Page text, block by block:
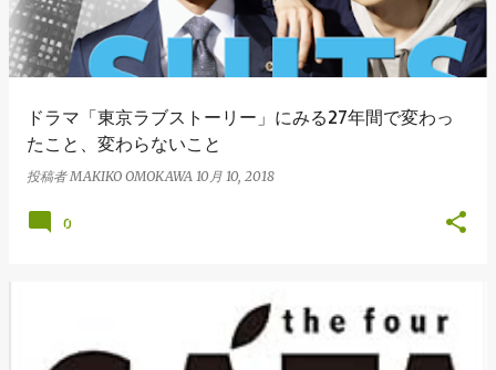
ドラマ「東京ラブストーリー」にみる27年間で変わっ
たこと、変わらないこと
投稿者MAKIKO OMOKAWA 10月 10, 2018
0